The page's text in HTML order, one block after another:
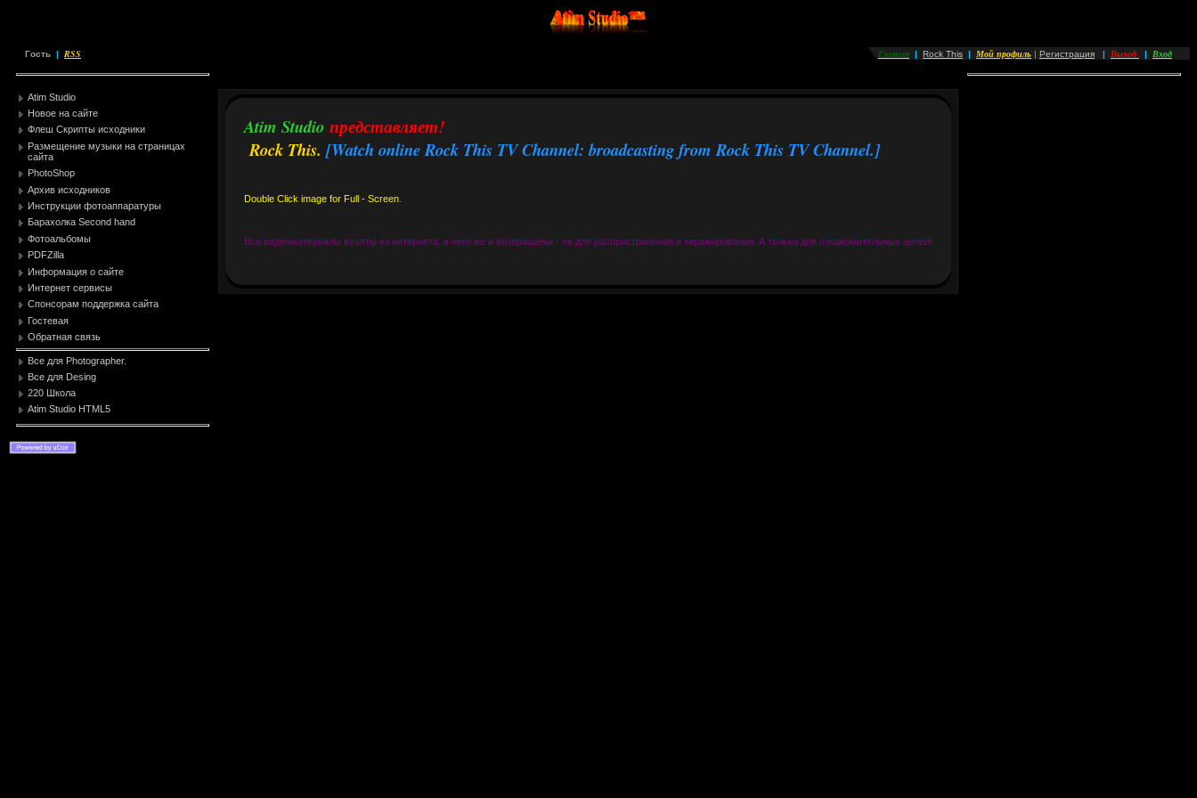
Гость | RSS Главная | Rock This | Мой профиль | Регистрация | Выход | Вход
Atim Studio
Новое на сайте
Флеш Скрипты исходники
Размещение музыки на страницах
сайта
PhotoShop
Архив исходников
Инструкции фотоаппаратуры
Барахолка Second hand
Фотоальбомы
PDFZilla
Информация о сайте
Интернет сервисы
Спонсорам поддержка сайта
Гостевая
Обратная связь
Все для Photographer.
Все для Desing
220 Школа
Atim Studio HTML5
Atim Studio представляет!
Rock This. [Watch online Rock This TV Channel: broadcasting from Rock This TV Channel.]
Double Click image for Full - Screen
Все видеоматериалы взъяты из интернета, в него же и возвращены - не для распространения и тиражирования. А только для ознакомительных целей!